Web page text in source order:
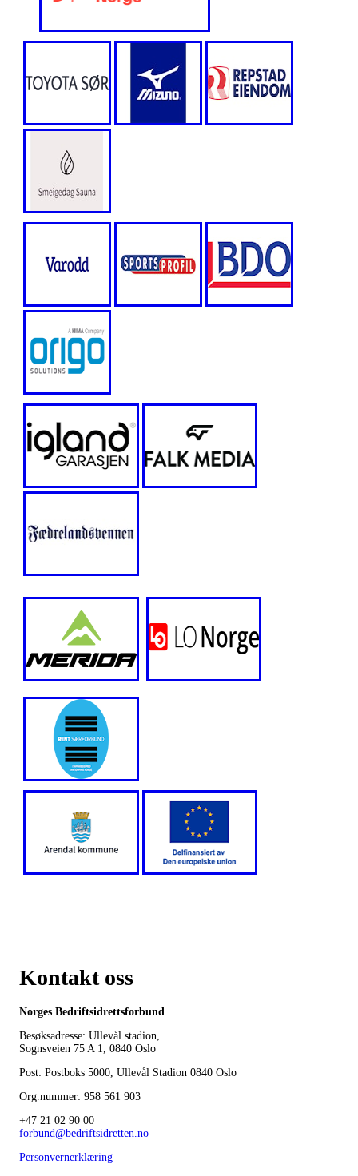
Kontakt oss
Norges Bedriftsidrettsforbund
Besøksadresse: Ullevål stadion,
Sognsveien 75 A 1, 0840 Oslo
Post: Postboks 5000, Ullevål Stadion 0840 Oslo
Org.nummer: 958 561 903
+47 21 02 90 00
forbund@bedriftsidretten.no
Personvernerklæring